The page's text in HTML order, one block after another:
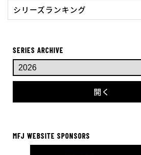
シリーズランキング
SERIES ARCHIVE
開く
MFJ WEBSITE SPONSORS